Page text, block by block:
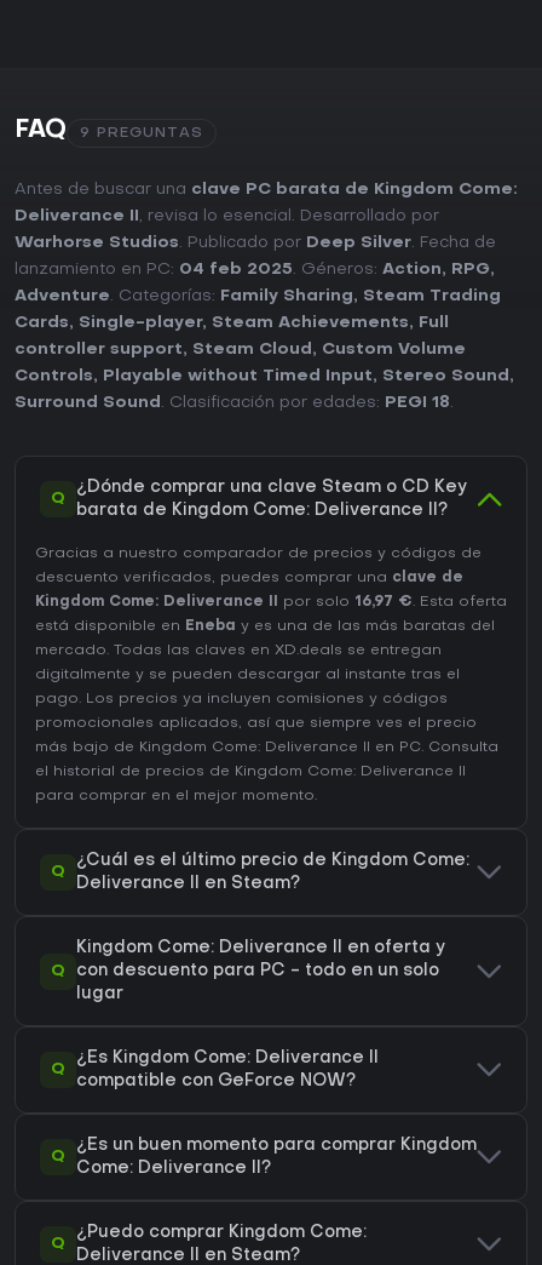
FAQ 9 PREGUNTAS
Antes de buscar una clave PC barata de Kingdom Come:
Deliverance II , revisa lo esencial. Desarrollado por
Warhorse Studios. Publicado por Deep Silver. Fecha de
lanzamiento en PC: 04 feb 2025. Géneros: Action, RPG,
Adventure. Categorías: Family Sharing, Steam Trading
Cards, Single-player, Steam Achievements,
Full
controller support, Steam Cloud , Custom Volume
Controls, Playable without Timed Input, Stereo Sound ,
Surround Sound . Clasificación por edades: PEGI 18.
Q
¿Dónde comprar una clave Steam o CD Key
barata de Kingdom Come: Deliverance II?
Gracias a nuestro comparador de precios y códigos de
descuento verificados, puedes comprar una clave de
Kingdom Come: Deliverance II
por solo 16,97 €. Esta oferta
está disponible en Eneba y es una de las más baratas del
mercado. Todas las claves en XD.deals se entregan
digitalmente y se pueden descargar al instante tras el
pago. Los precios ya incluyen comisiones y códigos
promocionales aplicados, así que siempre ves el precio
más bajo de Kingdom Come: Deliverance II en PC. Consulta
el
historial de precios de Kingdom Come: Deliverance II
para comprar en el mejor momento.
Q
¿Cuál es el último precio de Kingdom Come:
Deliverance II en Steam?
Q
Kingdom Come: Deliverance II en oferta y
con descuento para PC - todo en un solo
lugar
Q
¿Es Kingdom Come: Deliverance II
compatible con GeForce NOW?
Q
¿Es un buen momento para comprar Kingdom
Come: Deliverance II?
Q
¿Puedo comprar Kingdom Come:
Deliverance II en Steam?